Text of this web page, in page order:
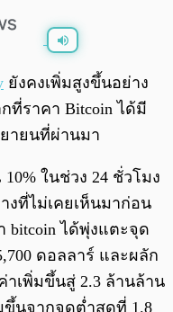
0:00/ 0:00
ยังคงเพิ่มสูงขึ้นอย่าง
ที่ราคา Bitcoin ได้มี
ายนที่ผ่านมา
ในช่วง 24 ชั่วโมง
ที่ไม่เคยเห็นมาก่อน
bitcoin ได้พุ่งแตะจุด
ดอลลาร์ และผลัก
เพิ่มขึ้นสู่ 2.3 ล้านล้าน
ขึ้นจากจุดต่ำสุดที่ 1.8